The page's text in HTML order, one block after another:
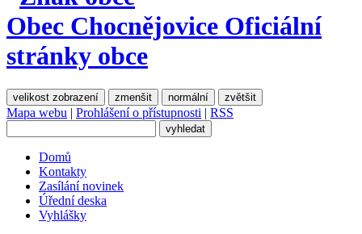
Obec Chocnějovice Oficiální
stránky obce
velikost zobrazení zmenšit normální zvětšit
Mapa webu | Prohlášení o přístupnosti | RSS
Domů
Kontakty
Zasílání novinek
Úřední deska
Vyhlášky